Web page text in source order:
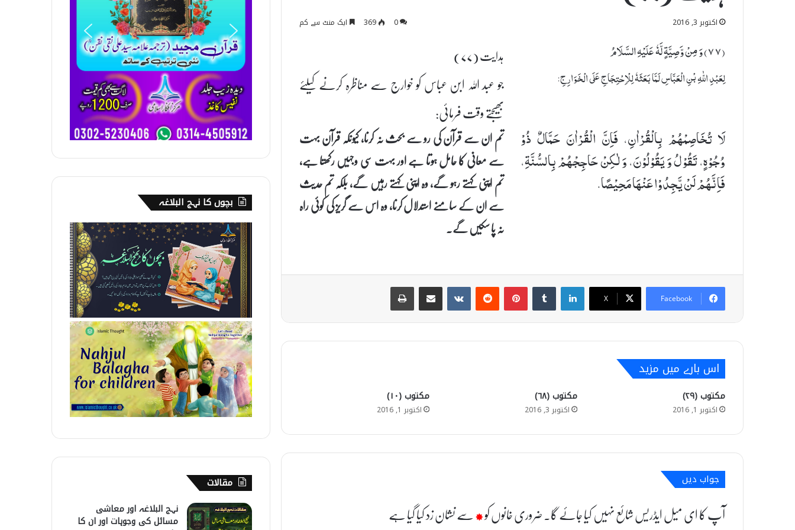
اکتوبر 3, 2016 0
369 ایک منٹ سے کم
(٧٧) وَ مِنْ وَّصِیَّۃٍ لَّهٗ عَلَیْهِ السَّلَامُ ہدایت (۷۷)
لِعَبْدِ اللّٰهِ بْنِ الْعَبَّاسِ لَمَّا بَعَثَهٗ لِلْاِحْتِجَاجِ عَلَى الْخَوَارِجِ:
جو عبد اللہ ابن عباس کو خوارج سے مناظرہ کرنے کیلئے
بھیجتے وقت فرمائی:
لَا تُخَاصِمْهُمْ بِالْقُرْاٰنِ، فَاِنَّ الْقُرْاٰنَ حَمَّالٌ ذُوْ
وُجُوْهٍ، تَقُوْلُ وَ یَقُوْلُوْنَ، وَ لٰكِنْ حَاجِجْهُمْ بِالسُّنَّةِ،
فَاِنَّهُمْ لَنْ یَّجِدُوْا عَنْهَا مَحِیْصًا.
تم ان سے قرآن کی رو سے بحث نہ کرنا، کیونکہ قرآن بہت
سے معانی کا حامل ہوتا ہے اور بہت سی وجہیں رکھتا ہے،
تم اپنی کہتے رہو گے، وہ اپنی کہتے رہیں گے، بلکہ تم حدیث
سے ان کے سامنے استدلال کرنا، وہ اس سے گریز کی کوئی راہ
نہ پا سکیں گے۔
Facebook
X
اس بارے میں مزید
مکتوب (۲۹)
اکتوبر 1, 2016
مکتوب (۶۸)
اکتوبر 3, 2016
مکتوب (۱۰)
اکتوبر 1, 2016
جواب دیں
آپ کا ای میل ایڈریس شائع نہیں کیا جائے گا۔ضروری خانوں کو*سے نشان زد کیا گیا ہے
بچوں کا نہج البلاغہ
مقالات
نہج البلاغہ اور معاشی
مسائل کی وجوہات اور ان کا